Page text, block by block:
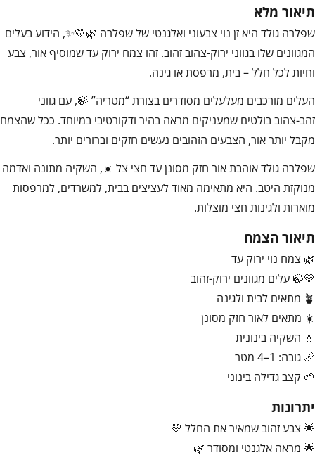
תיאור מלא
שפלרה גולד היא זן נוי צבעוני ואלגנטי של שפלרה 🌿💛✨, הידוע בעלים
המגוונים שלו בגווני ירוק-צהוב זהוב. זהו צמח ירוק עד שמוסיף אור, צבע
וחיות לכל חלל – בית, מרפסת או גינה.
העלים מורכבים מעלעלים מסודרים בצורת “מטריה” 🍃, עם גווני
זהב-צהוב בולטים שמעניקים מראה בהיר ודקורטיבי במיוחד. ככל שהצמח
מקבל יותר אור, הצבעים הזהובים נעשים חזקים וברורים יותר.
שפלרה גולד אוהבת אור חזק מסונן עד חצי צל ☀️, השקיה מתונה ואדמה
מנוקזת היטב. היא מתאימה מאוד לעציצים בבית, למשרדים, למרפסות
מוארות ולגינות חצי מוצלות.
תיאור הצמח
🌿 צמח נוי ירוק עד
💛🍃 עלים מגוונים ירוק-זהוב
🪴 מתאים לבית ולגינה
☀️ מתאים לאור חזק מסונן
💧 השקיה בינונית
📏 גובה: 1–4 מטר
🌱 קצב גדילה בינוני
יתרונות
🌟 צבע זהוב שמאיר את החלל 💛
🌟 מראה אלגנטי ומסודר 🌿